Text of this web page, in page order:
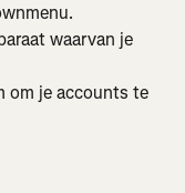
waarvan je
om je accounts te